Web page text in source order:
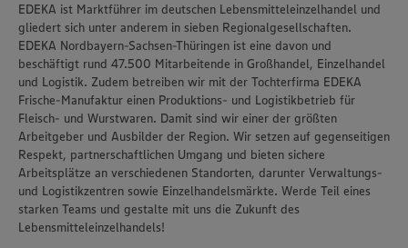
EDEKA ist Marktführer im deutschen Lebensmitteleinzelhandel und
gliedert sich unter anderem in sieben Regionalgesellschaften.
EDEKA Nordbayern-Sachsen-Thüringen ist eine davon und
beschäftigt rund 47.500 Mitarbeitende in Großhandel, Einzelhandel
und Logistik. Zudem betreiben wir mit der Tochterfirma EDEKA
Frische-Manufaktur einen Produktions- und Logistikbetrieb für
Fleisch- und Wurstwaren. Damit sind wir einer der größten
Arbeitgeber und Ausbilder der Region. Wir setzen auf gegenseitigen
Respekt, partnerschaftlichen Umgang und bieten sichere
Arbeitsplätze an verschiedenen Standorten, darunter Verwaltungs-
und Logistikzentren sowie Einzelhandelsmärkte. Werde Teil eines
starken Teams und gestalte mit uns die Zukunft des
Lebensmitteleinzelhandels!